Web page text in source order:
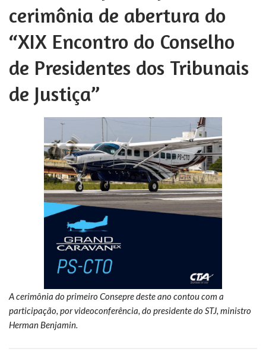
cerimônia de abertura do
“XIX Encontro do Conselho
de Presidentes dos Tribunais
de Justiça”
A cerimônia do primeiro Consepre deste ano contou com a
participação, por videoconferência, do presidente do STJ, ministro
Herman Benjamin.